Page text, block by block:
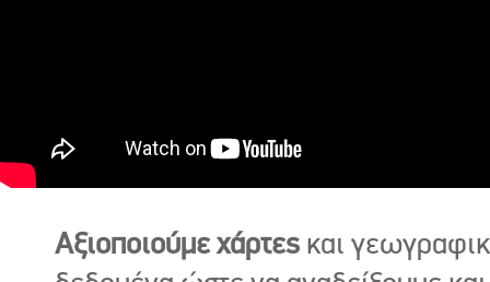
Αξιοποιούμε χάρτες και